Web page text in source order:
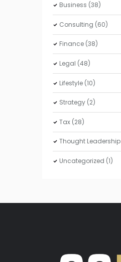
Business (38)
Consulting (60)
Finance (38)
Legal (48)
Lifestyle (10)
Strategy (2)
Tax (28)
Thought Leadership
Uncategorized (1)